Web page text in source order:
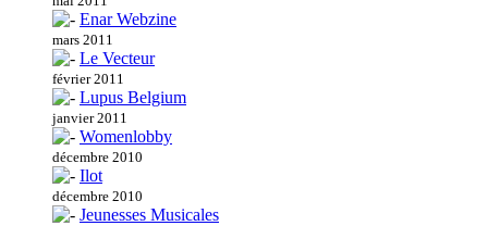
Enar Webzine
mars 2011
Le Vecteur
février 2011
Lupus Belgium
janvier 2011
Womenlobby
décembre 2010
Ilot
décembre 2010
Jeunesses Musicales